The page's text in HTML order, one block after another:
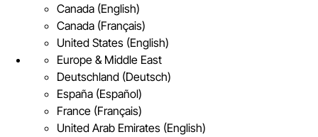
Canada (English)
Canada (Français)
United States (English)
Europe & Middle East
Deutschland (Deutsch)
España (Español)
France (Français)
United Arab Emirates (English)